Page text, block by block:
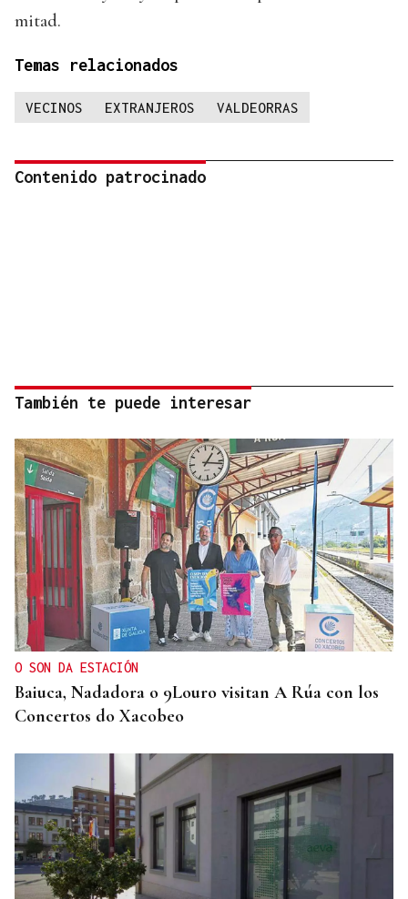
mitad.
Temas relacionados
VECINOS EXTRANJEROS VALDEORRAS
Contenido patrocinado
También te puede interesar
O SON DA ESTACIÓN
Baiuca, Nadadora o 9Louro visitan A Rúa con los
Concertos do Xacobeo